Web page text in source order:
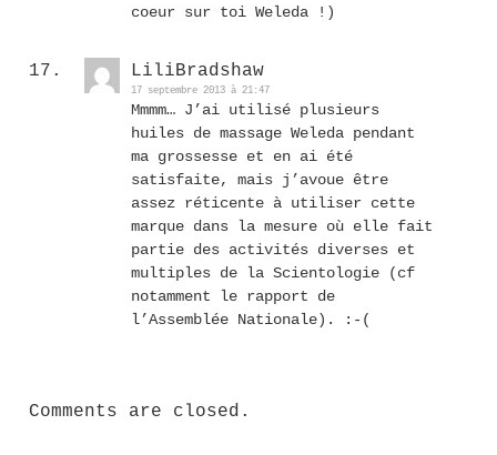
coeur sur toi Weleda !)
LiliBradshaw
17 septembre 2013 à 21:47
Mmmm… J’ai utilisé plusieurs
huiles de massage Weleda pendant
ma grossesse et en ai été
satisfaite, mais j’avoue être
assez réticente à utiliser cette
marque dans la mesure où elle fait
partie des activités diverses et
multiples de la Scientologie (cf
notamment le rapport de
l’Assemblée Nationale). :-(
Comments are closed.